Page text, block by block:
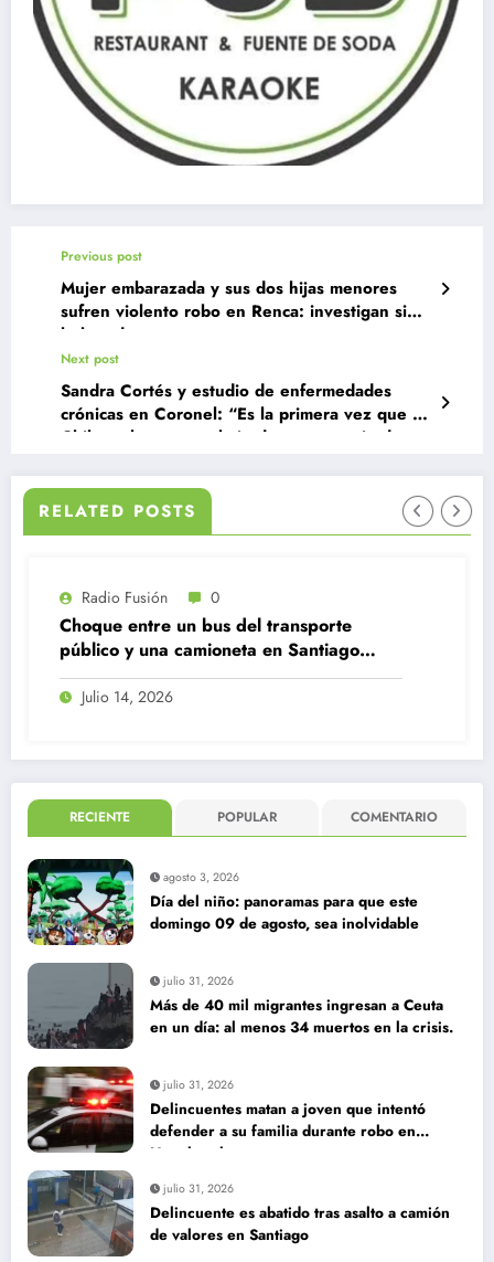
Previous post
Mujer embarazada y sus dos hijas menores
sufren violento robo en Renca: investigan si
hubo «dateo»
Next post
Sandra Cortés y estudio de enfermedades
crónicas en Coronel: “Es la primera vez que en
Chile se hace un trabajo de esta magnitud y
RELATED POSTS
Fusión 0
entre un bus del transporte
y una camioneta en Santiago
14, 2026
RECIENTE POPULAR COMENTARIO
Día del niño: panoramas para que este
domingo 09 de agosto, sea inolvidable
Más de 40 mil migrantes ingresan a Ceuta
en un día: al menos 34 muertos en la crisis.
Delincuentes matan a joven que intentó
defender a su familia durante robo en
Huechuraba